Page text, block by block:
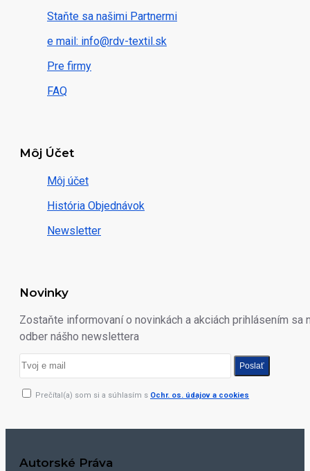
Staňte sa našimi Partnermi
e mail: info@rdv-textil.sk
Pre firmy
FAQ
Môj Účet
Môj účet
História Objednávok
Newsletter
Novinky
Zostaňte informovaní o novinkách a akciách prihlásením sa
odber nášho newslettera
Poslať
Prečítal(a) som si a súhlasím s Ochr. os. údajov a cookies
Autorské Práva